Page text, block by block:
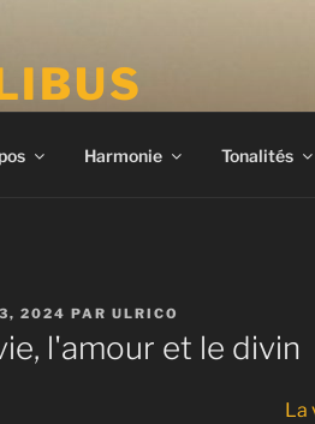
Harmonie Tonalités
2024 PAR ULRICO
l'amour et le divin
La